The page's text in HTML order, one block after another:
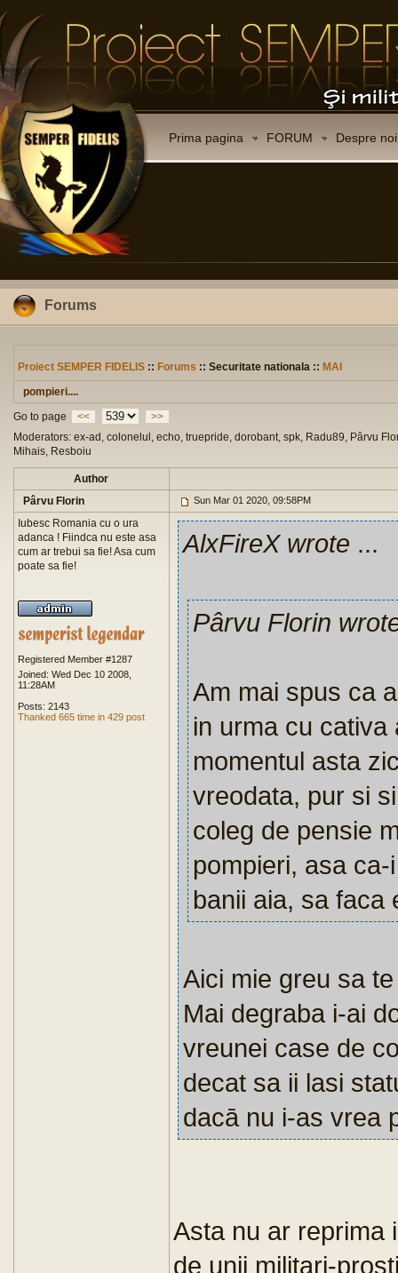
Prima pagina FORUM Despre noi
Forums
Proiect SEMPER FIDELIS :: Forums :: Securitate nationala :: MAI
pompieri....
Go to page
<<
>>
Moderators: ex-ad, colonelul, echo, truepride, dorobant, spk, Radu89, Pârvu
Mihais, Resboiu
Author
Pârvu Florin
Sun Mar 01 2020, 09:58PM
Iubesc Romania cu o ura
adanca ! Fiindca nu este asa
cum ar trebui sa fie! Asa cum
poate sa fie!
Registered Member #1287
Joined: Wed Dec 10 2008,
11:28AM
Posts: 2143
Thanked 665 time in 429 post
AlxFireX wrote ...
Pârvu Florin
Am mai spus ca
in urma cu cativa
momentul asta
vreodata, pur si
coleg de pensie
pompieri, asa
banii aia, sa faca
Aici mie greu sa
Mai degraba i-ai
vreunei case de
decat sa ii lasi
dacā nu i-as vrea
Asta nu ar reprima
de unii militari-